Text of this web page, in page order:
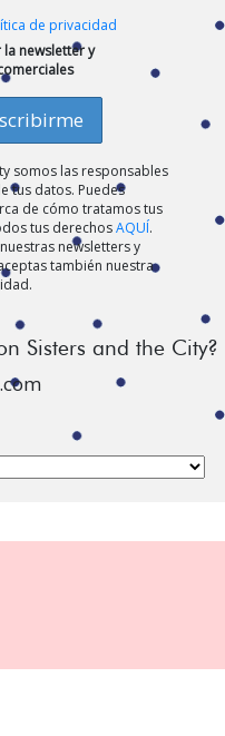
de privacidad
newsletter y
somos las responsables
tus datos. Puedes
de cómo tratamos tus
tus derechosAQUÍ.
newsletters y
también nuestra
Sisters and the City?